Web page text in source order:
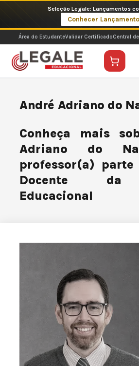
o
conteúdo
Seleção Legale: Lançamentos
Conhecer
Área do EstudanteValidar CertificadoCentral
André Adriano do
Conheça mais
Adriano do
professor(a) parte
Docente da
Educacional